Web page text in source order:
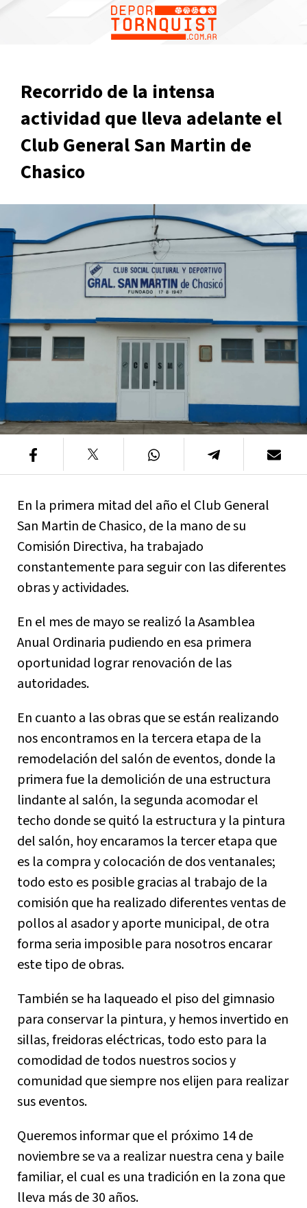
Recorrido de la intensa
actividad que lleva adelante el
Club General San Martin de
Chasico
En la primera mitad del año el Club General
San Martin de Chasico, de la mano de su
Comisión Directiva, ha trabajado
constantemente para seguir con las diferentes
obras y actividades.
En el mes de mayo se realizó la Asamblea
Anual Ordinaria pudiendo en esa primera
oportunidad lograr renovación de las
autoridades.
En cuanto a las obras que se están realizando
nos encontramos en la tercera etapa de la
remodelación del salón de eventos, donde la
primera fue la demolición de una estructura
lindante al salón, la segunda acomodar el
techo donde se quitó la estructura y la pintura
del salón, hoy encaramos la tercer etapa que
es la compra y colocación de dos ventanales;
todo esto es posible gracias al trabajo de la
comisión que ha realizado diferentes ventas de
pollos al asador y aporte municipal, de otra
forma seria imposible para nosotros encarar
este tipo de obras.
También se ha laqueado el piso del gimnasio
para conservar la pintura, y hemos invertido en
sillas, freidoras eléctricas, todo esto para la
comodidad de todos nuestros socios y
comunidad que siempre nos elijen para realizar
sus eventos.
Queremos informar que el próximo 14 de
noviembre se va a realizar nuestra cena y baile
familiar, el cual es una tradición en la zona que
lleva más de 30 años.